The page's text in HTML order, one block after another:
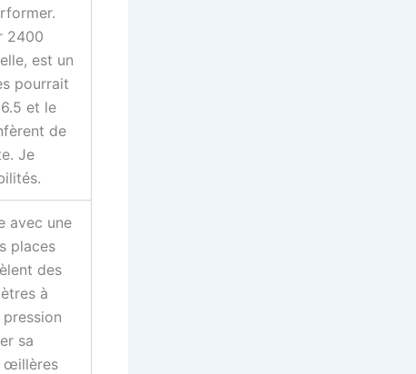
2400
est un
pourrait
et le
de
Je
avec une
places
des
à
sa
œillères